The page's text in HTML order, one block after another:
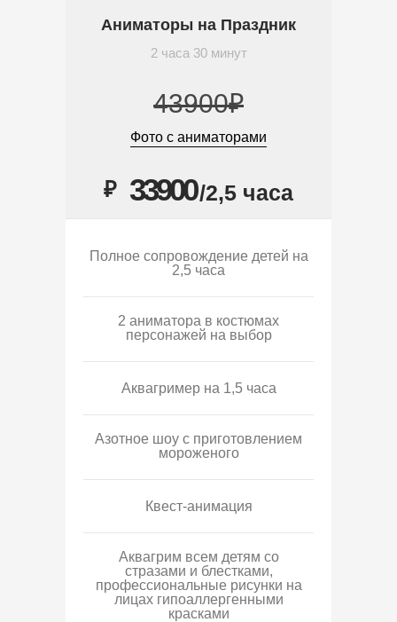
Аниматоры на Праздник
2 часа 30 минут
43900₽
Фото с аниматорами
₽ 33900/2,5 часа
Полное сопровождение детей на
2,5 часа
2 аниматора в костюмах
персонажей на выбор
Аквагример на 1,5 часа
Азотное шоу с приготовлением
мороженого
Квест-анимация
Аквагрим всем детям со
стразами и блестками,
профессиональные рисунки на
лицах гипоаллергенными
красками